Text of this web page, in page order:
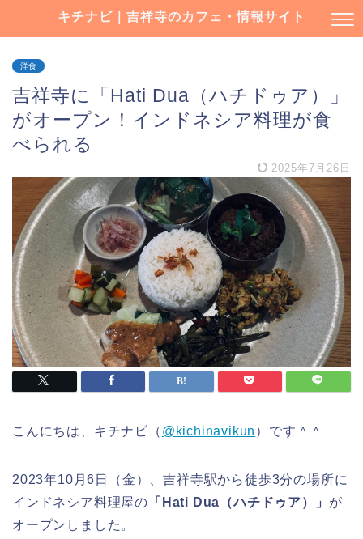
キチナビ｜吉祥寺のカフェ・情報サイト
洋食
吉祥寺に「Hati Dua（ハチドゥア）」
がオープン！インドネシア料理が食
べられる
2025年7月26日
こんにちは、キチナビ（ @kichinavikun ）です＾＾
2023年10月6日（金）、吉祥寺駅から徒歩3分の場所に
インドネシア料理屋の 「Hati Dua（ハチドゥア）」 が
オープンしました。